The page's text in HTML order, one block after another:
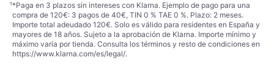
¹*Paga en 3 plazos sin intereses con Klarna. Ejemplo de pago para una
compra de 120€: 3 pagos de 40€, TIN 0 % TAE 0 %. Plazo: 2 meses.
Importe total adeudado 120€. Solo es válido para residentes en España y
mayores de 18 años. Sujeto a la aprobación de Klarna. Importe mínimo y
máximo varía por tienda. Consulta los términos y resto de condiciones en
https://www.klarna.com/es/legal/.